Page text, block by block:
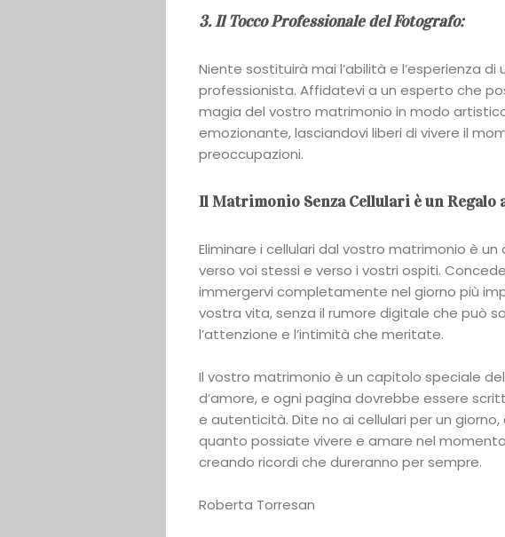
3. Il Tocco Professionale del Fotografo:
Niente sostituirà mai l’abilità e l’esperienza
professionista. Affidatevi a un esperto che
magia del vostro matrimonio in modo
emozionante, lasciandovi liberi di vivere il
preoccupazioni.
Il Matrimonio Senza Cellulari è un Regalo
Eliminare i cellulari dal vostro matrimonio è
verso voi stessi e verso i vostri ospiti.
immergervi completamente nel giorno più
vostra vita, senza il rumore digitale che può
l’attenzione e l’intimità che meritate.
Il vostro matrimonio è un capitolo speciale
d’amore, e ogni pagina dovrebbe essere
e autenticità. Dite no ai cellulari per un
quanto possiate vivere e amare nel
creando ricordi che dureranno per sempre.
Roberta Torresan